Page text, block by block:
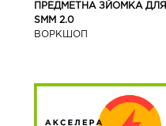
ПРЕДМЕТНА ЗЙОМКА ДЛЯ
SMM 2.0
ВОРКШОП